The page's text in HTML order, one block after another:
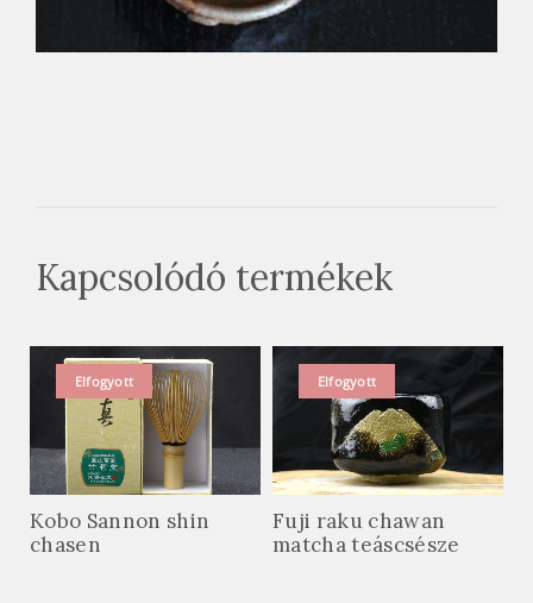
Kapcsolódó termékek
Elfogyott
Kobo Sannon shin
chasen
Elfogyott
Fuji raku chawan
matcha teáscsésze